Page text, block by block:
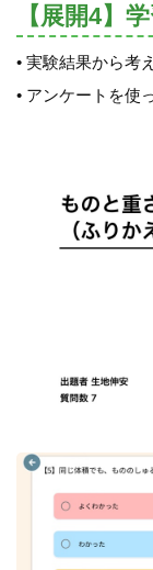
【展開4】
• 実験結果から考
• アンケートを使